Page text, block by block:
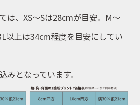
は、XS〜Sは28cmが目安。M〜
以上は34cm程度を目安にしてい
みとなっています。